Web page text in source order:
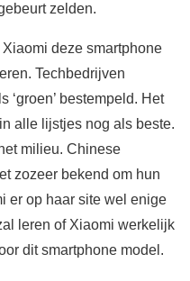
zelden.
deze smartphone
Techbedrijven
‘groen’ bestempeld. Het
alle lijstjes nog als beste.
milieu. Chinese
zozeer bekend om hun
er op haar site wel enige
leren of Xiaomi werkelijk
dit smartphone model.